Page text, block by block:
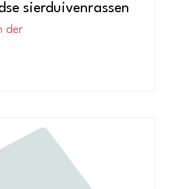
sierduivenrassen
der